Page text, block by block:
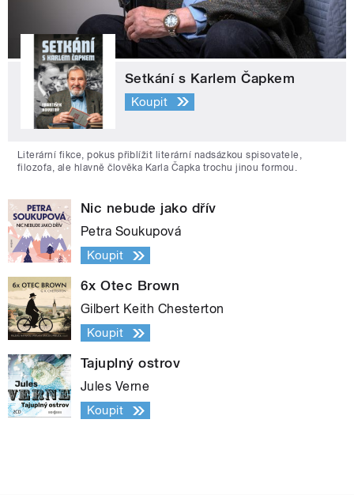
Setkání s Karlem Čapkem
Koupit
Literární fikce, pokus přiblížit literární nadsázkou spisovatele,
filozofa, ale hlavně člověka Karla Čapka trochu jinou formou.
Nic nebude jako dřív
Petra Soukupová
Koupit
6x Otec Brown
Gilbert Keith Chesterton
Koupit
Tajuplný ostrov
Jules Verne
Koupit